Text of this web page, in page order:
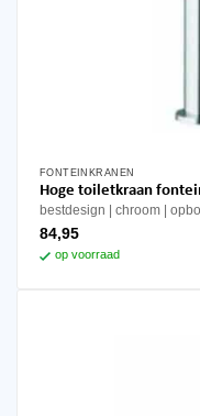
FONTEINKRANEN
Hoge toiletkraan
bestdesign chroom
84,95
op voorraad